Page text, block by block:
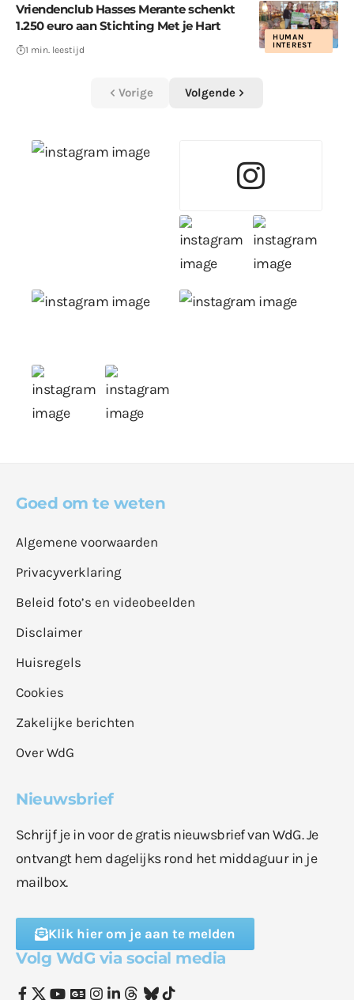
HUMAN
INTEREST
Vriendenclub Hasses Merante schenkt
1.250 euro aan Stichting Met je Hart
1 min. leestijd
Vorige Volgende
Goed om te weten
Algemene voorwaarden
Privacyverklaring
Beleid foto’s en videobeelden
Disclaimer
Huisregels
Cookies
Zakelijke berichten
Over WdG
Nieuwsbrief
Schrijf je in voor de gratis nieuwsbrief van WdG. Je
ontvangt hem dagelijks rond het middaguur in je
mailbox.
Klik hier om je aan te melden
Volg WdG via social media